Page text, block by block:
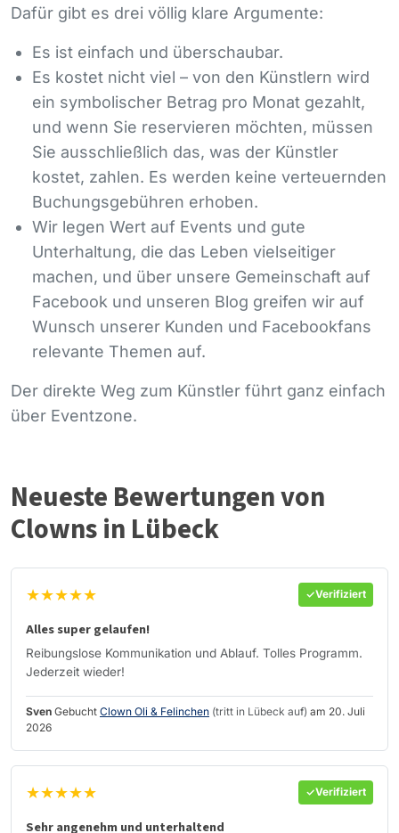
Dafür gibt es drei völlig klare Argumente:
Es ist einfach und überschaubar.
Es kostet nicht viel – von den Künstlern wird
ein symbolischer Betrag pro Monat gezahlt,
und wenn Sie reservieren möchten, müssen
Sie ausschließlich das, was der Künstler
kostet, zahlen. Es werden keine verteuernden
Buchungsgebühren erhoben.
Wir legen Wert auf Events und gute
Unterhaltung, die das Leben vielseitiger
machen, und über unsere Gemeinschaft auf
Facebook und unseren Blog greifen wir auf
Wunsch unserer Kunden und Facebookfans
relevante Themen auf.
Der direkte Weg zum Künstler führt ganz einfach
über Eventzone.
Neueste Bewertungen von
Clowns in Lübeck
★★★★★ Verifiziert
Alles super gelaufen!
Reibungslose Kommunikation und Ablauf. Tolles Programm.
Jederzeit wieder!
Sven Gebucht Clown Oli & Felinchen (tritt in Lübeck auf) am 20. Juli
2026
★★★★★ Verifiziert
Sehr angenehm und unterhaltend